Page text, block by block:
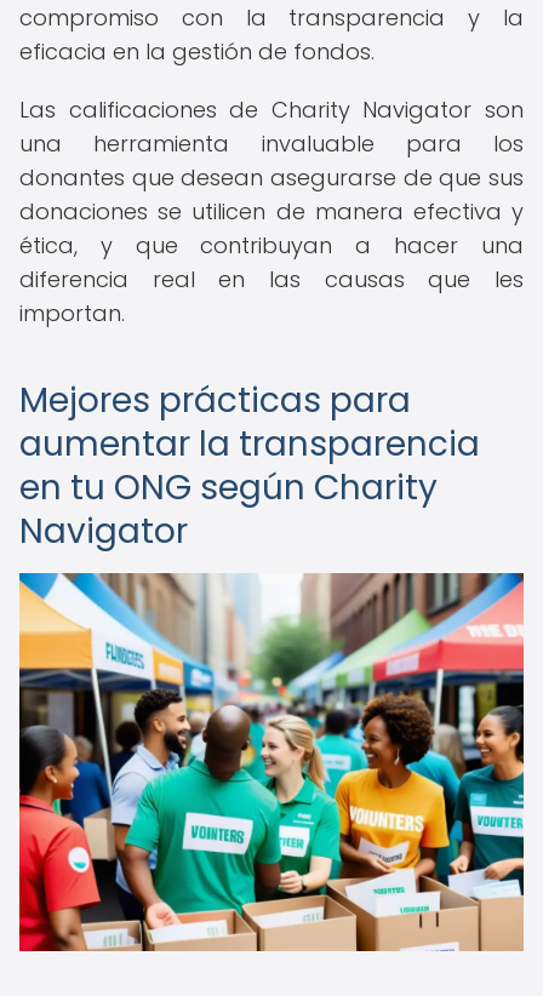
compromiso con la transparencia y la
eficacia en la gestión de fondos.
Las calificaciones de Charity Navigator son
una herramienta invaluable para los
donantes que desean asegurarse de que sus
donaciones se utilicen de manera efectiva y
ética, y que contribuyan a hacer una
diferencia real en las causas que les
importan.
Mejores prácticas para
aumentar la transparencia
en tu ONG según Charity
Navigator